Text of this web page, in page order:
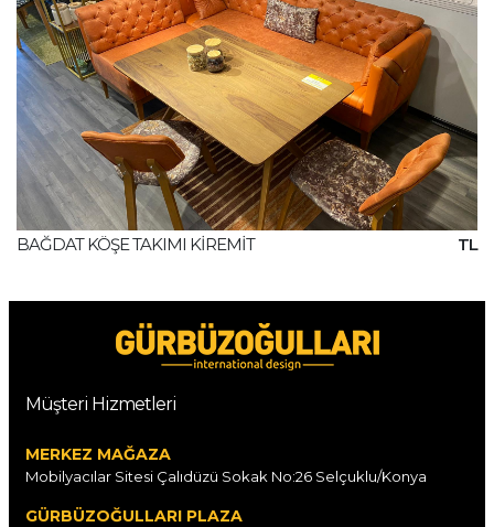
BAĞDAT KÖŞE TAKIMI KİREMİT TL
Müşteri Hizmetleri
MERKEZ MAĞAZA
Mobilyacılar Sitesi Çalıdüzü Sokak No:26 Selçuklu/Konya
GÜRBÜZOĞULLARI PLAZA